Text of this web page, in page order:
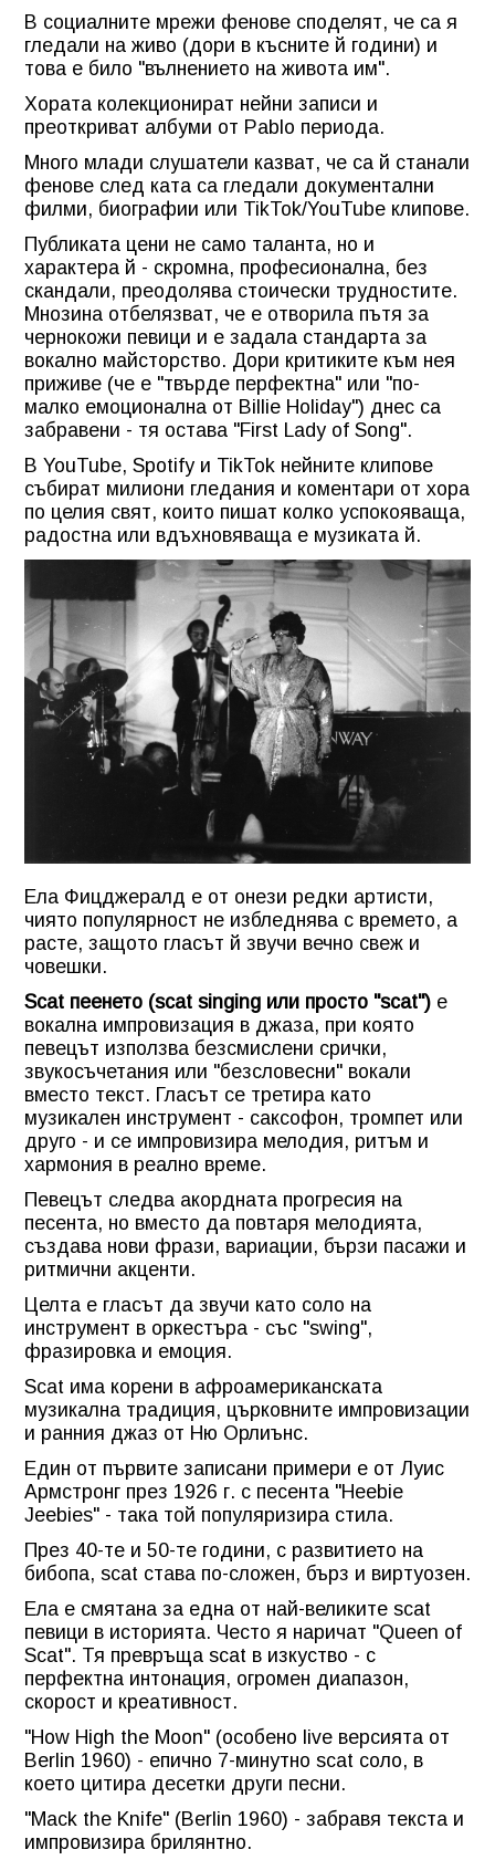
В социалните мрежи фенове споделят, че са я
гледали на живо (дори в късните й години) и
това е било "вълнението на живота им".
Хората колекционират нейни записи и
преоткриват албуми от Pablo периода.
Много млади слушатели казват, че са й станали
фенове след ката са гледали документални
филми, биографии или TikTok/YouTube клипове.
Публиката цени не само таланта, но и
характера й - скромна, професионална, без
скандали, преодолява стоически трудностите.
Мнозина отбелязват, че е отворила пътя за
чернокожи певици и е задала стандарта за
вокално майсторство. Дори критиките към нея
приживе (че е "твърде перфектна" или "по-
малко емоционална от Billie Holiday") днес са
забравени - тя остава "First Lady of Song".
В YouTube, Spotify и TikTok нейните клипове
събират милиони гледания и коментари от хора
по целия свят, които пишат колко успокояваща,
радостна или вдъхновяваща е музиката й.
Ела Фицджералд е от онези редки артисти,
чиято популярност не избледнява с времето, а
расте, защото гласът й звучи вечно свеж и
човешки.
Scat пеенето (scat singing или просто "scat") е
вокална импровизация в джаза, при която
певецът използва безсмислени срички,
звукосъчетания или "безсловесни" вокали
вместо текст. Гласът се третира като
музикален инструмент - саксофон, тромпет или
друго - и се импровизира мелодия, ритъм и
хармония в реално време.
Певецът следва акордната прогресия на
песента, но вместо да повтаря мелодията,
създава нови фрази, вариации, бързи пасажи и
ритмични акценти.
Целта е гласът да звучи като соло на
инструмент в оркестъра - със "swing",
фразировка и емоция.
Scat има корени в афроамериканската
музикална традиция, църковните импровизации
и ранния джаз от Ню Орлиънс.
Един от първите записани примери е от Луис
Армстронг през 1926 г. с песента "Heebie
Jeebies" - така той популяризира стила.
През 40-те и 50-те години, с развитието на
бибопа, scat става по-сложен, бърз и виртуозен.
Ела е смятана за една от най-великите scat
певици в историята. Често я наричат "Queen of
Scat". Тя превръща scat в изкуство - с
перфектна интонация, огромен диапазон,
скорост и креативност.
"How High the Moon" (особено live версията от
Berlin 1960) - епично 7-минутно scat соло, в
което цитира десетки други песни.
"Mack the Knife" (Berlin 1960) - забравя текста и
импровизира брилянтно.